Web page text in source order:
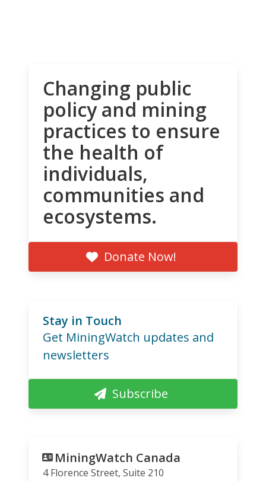
Changing public
policy and mining
practices to ensure
the health of
individuals,
communities and
ecosystems.
Donate Now!
Stay in Touch
Get MiningWatch updates and
newsletters
Subscribe
MiningWatch Canada
4 Florence Street, Suite 210